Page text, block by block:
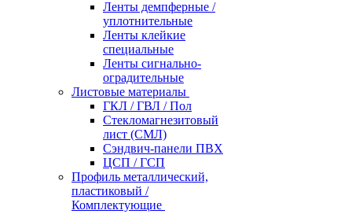
Ленты демпферные /
уплотнительные
Ленты клейкие
специальные
Ленты сигнально-
оградительные
Листовые материалы
ГКЛ / ГВЛ / Пол
Стекломагнезитовый
лист (СМЛ)
Сэндвич-панели ПВХ
ЦСП / ГСП
Профиль металлический,
пластиковый /
Комплектующие